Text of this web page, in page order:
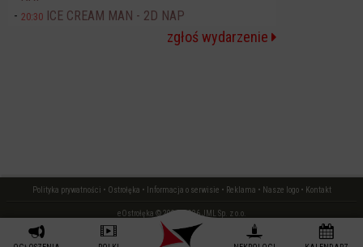
20:30 ICE CREAM MAN - 2D NAP
zgłoś wydarzenie
Polityka prywatności • Ostrołęka • Informacja o serwisie • Reklama • Nasze logo• Kontakt
eOstrołęka © 2006 - 2026 JML Sp. z o.o.